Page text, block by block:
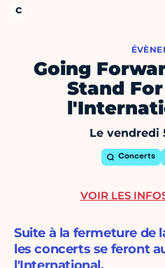
Going
Stand
Le vendredi
Concerts
Suite à la fermeture de
les concerts se feront
VOIR LES